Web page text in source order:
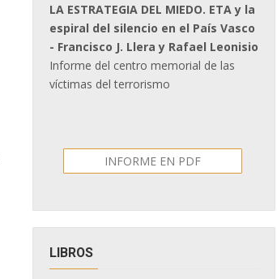
LA ESTRATEGIA DEL MIEDO. ETA y la
espiral del silencio en el País Vasco
- Francisco J. Llera y Rafael Leonisio
Informe del centro memorial de las
víctimas del terrorismo
INFORME EN PDF
LIBROS